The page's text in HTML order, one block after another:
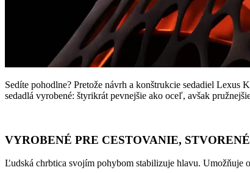
Sedíte pohodlne? Pretože návrh a konštrukcie sedadiel
sedadlá vyrobené: štyrikrát pevnejšie ako oceľ, avšak
VYROBENÉ PRE CESTOVANIE,
Ľudská chrbtica svojím pohybom stabilizuje hlavu. Umožňuje